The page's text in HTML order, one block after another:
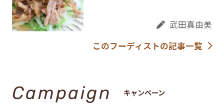
武田真由美
このフーディストの記事一覧
Campaign キャンペーン